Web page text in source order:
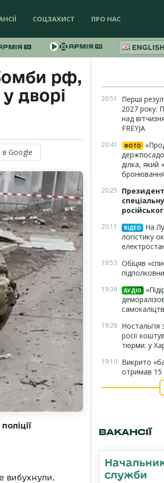
СОЦЗАХИСТ ПРО НАС
ENGLISH
рф,
дворі
в Google
вибухнули.
20:51
Перші
2027 року:
над
FREYJA
20:41 ФОТО
ділка, який
20:25
20:11 ВІДЕО
На
логістику
19:53 Обіцяв
19:36 АУДІО
19:28 Ностальгія
росії
тюрми: у
19:10 Викрито
отримав 15
ВАКАНСІЇ
служби